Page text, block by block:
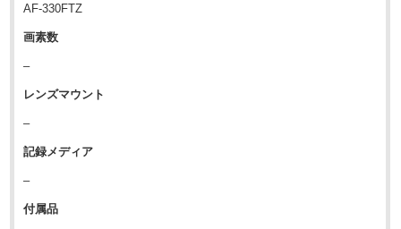
AF-330FTZ
画素数
–
レンズマウント
–
記録メディア
–
付属品